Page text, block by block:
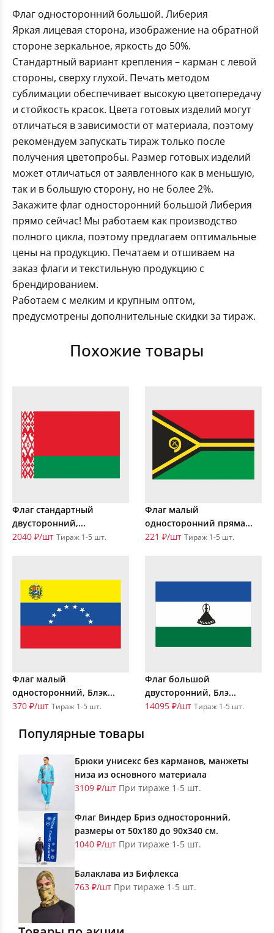
Флаг односторонний большой. Либерия
Яркая лицевая сторона, изображение на обратной
стороне зеркальное, яркость до 50%.
Стандартный вариант крепления – карман с левой
стороны, сверху глухой. Печать методом
сублимации обеспечивает высокую цветопередачу
и стойкость красок. Цвета готовых изделий могут
отличаться в зависимости от материала, поэтому
рекомендуем запускать тираж только после
получения цветопробы. Размер готовых изделий
может отличаться от заявленного как в меньшую,
так и в большую сторону, но не более 2%.
Закажите флаг односторонний большой Либерия
прямо сейчас! Мы работаем как производство
полного цикла, поэтому предлагаем оптимальные
цены на продукцию. Печатаем и отшиваем на
заказ флаги и текстильную продукцию с
брендированием.
Работаем с мелким и крупным оптом,
предусмотрены дополнительные скидки за тираж.
Похожие товары
Флаг стандартный
двусторонний,...
2040 ₽/шт Тираж 1-5 шт.
Флаг малый
односторонний пряма...
221 ₽/шт Тираж 1-5 шт.
Флаг малый
односторонний, Блэк...
370 ₽/шт Тираж 1-5 шт.
Флаг большой
двусторонний, Блэ...
14095 ₽/шт Тираж 1-5 шт.
Популярные товары
Брюки унисекс без карманов, манжеты
низа из основного материала
3109 ₽/шт При тираже 1-5 шт.
Флаг Виндер Бриз односторонний,
размеры от 50х180 до 90х340 см.
1040 ₽/шт При тираже 1-5 шт.
Балаклава из Бифлекса
763 ₽/шт При тираже 1-5 шт.